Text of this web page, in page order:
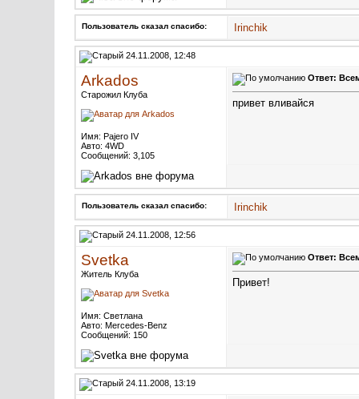
Пользователь сказал cпасибо: Irinchik
24.11.2008, 12:48
Arkados
Старожил Клуба
Имя: Pajero IV
Авто: 4WD
Сообщений: 3,105
Ответ:
привет вливайся
Пользователь сказал cпасибо: Irinchik
24.11.2008, 12:56
Svetka
Житель Клуба
Имя: Светлана
Авто: Mercedes-Benz
Сообщений: 150
Ответ:
Привет!
24.11.2008, 13:19